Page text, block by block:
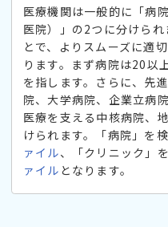
医療機関は一般的に「病
医院）」の2つに分けら
とで、よりスムーズに適
ります。まず病院は20以
を指します。さらに、先
院、大学病院、企業立病
医療を支える中核病院、
けられます。「病院」を
ァイル、「クリニック」
ァイル となります。